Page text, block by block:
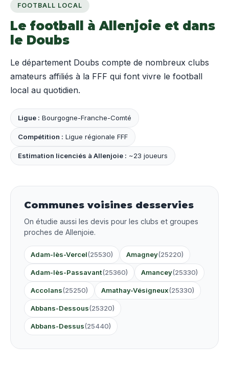
FOOTBALL LOCAL
Le football à Allenjoie et dans
le Doubs
Le département Doubs compte de nombreux clubs
amateurs affiliés à la FFF qui font vivre le football
local au quotidien.
Ligue : Bourgogne-Franche-Comté
Compétition : Ligue régionale FFF
Estimation licenciés à Allenjoie : ~23 joueurs
Communes voisines desservies
On étudie aussi les devis pour les clubs et groupes
proches de Allenjoie.
Adam-lès-Vercel(25530) Amagney(25220)
Adam-lès-Passavant(25360) Amancey(25330)
Accolans(25250) Amathay-Vésigneux(25330)
Abbans-Dessous(25320)
Abbans-Dessus(25440)